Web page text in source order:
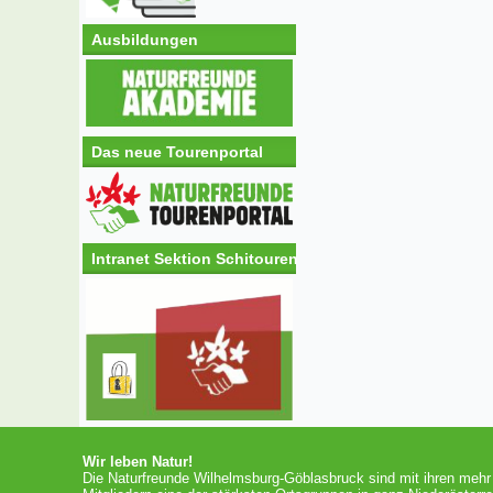
Ausbildungen
Das neue Tourenportal
Intranet Sektion Schitouren
Wir leben Natur!
Die Naturfreunde Wilhelmsburg-Göblasbruck sind mit ihren